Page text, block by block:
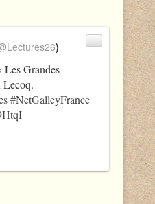
Grandes
Lecoq.
#NetGalleyFrance
)